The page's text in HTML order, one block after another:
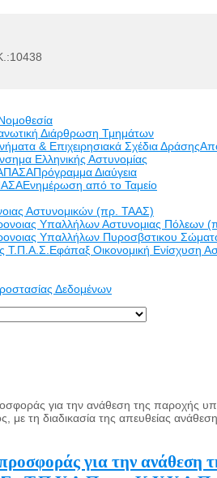
Διάρθρωση Τμημάτων
& Επιχειρησιακά Σχέδια Δράσης
Ελληνικής Αστυνομίας
Πρόγραμμα Διαύγεια
Ενημέρωση από το Ταμείο
Αστυνομικών (πρ. ΤΑΑΣ)
Υπαλλήλων Αστυνομιας Πόλεων
Υπαλλήλων Πυροσβστικου
Τ.Π.Α.Σ.Εφάπαξ Οικονομική Ενίσχυση
Δεδομένων
για την ανάθεση της παροχής
με τη διαδικασία της απευθείας
για την ανάθεση